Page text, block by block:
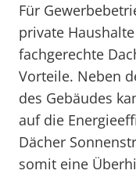
Für
private
fachgerechte
Vorteile. Neben
des Gebäudes
auf die
Dächer
somit eine